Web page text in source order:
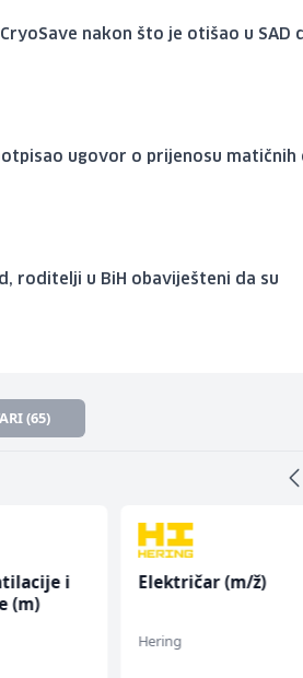
nakon što je otišao u SAD
ugovor o prijenosu matičnih
roditelji u BiH obaviješteni da su
(65)
i
(m)
Električar (m/ž)
Hering